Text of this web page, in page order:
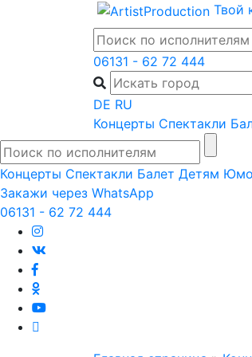
Твой
06131 - 62 72 444
DE RU
Концерты Спектакли
Концерты Спектакли Балет Детям
Закажи через WhatsApp
06131 - 62 72 444